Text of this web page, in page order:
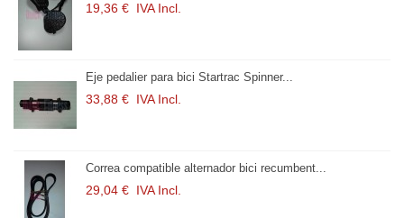
Incl.
bici Startrac Spinner...
Incl.
alternador bici recumbent... Correa